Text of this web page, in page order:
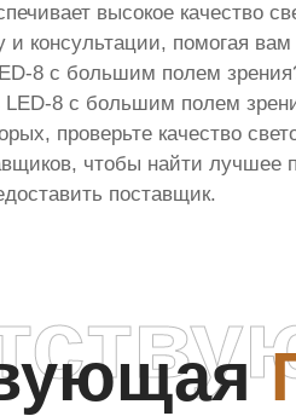
высокое качество
и консультации, помогая
8 с большим полем
8 с большим полем
проверьте качество
чтобы найти
поставщик.